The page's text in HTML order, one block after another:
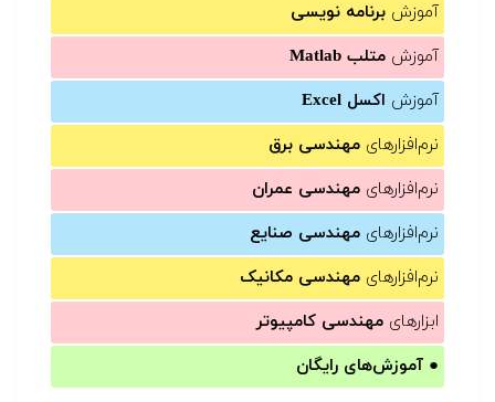
آموزش برنامه نویسی
آموزش متلب Matlab
آموزش اکسل Excel
نرم‌افزارهای مهندسی برق
نرم‌افزارهای مهندسی عمران
نرم‌افزارهای مهندسی صنایع
نرم‌افزارهای مهندسی مکانیک
ابزارهای مهندسی کامپیوتر
● آموزش‌های رایگان